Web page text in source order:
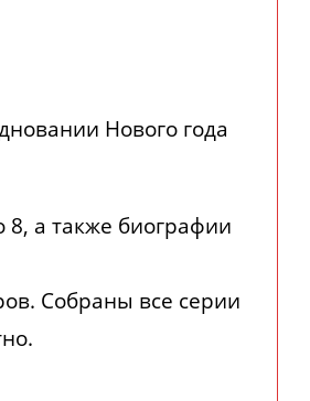
Нового года
а также биографии
Собраны все серии